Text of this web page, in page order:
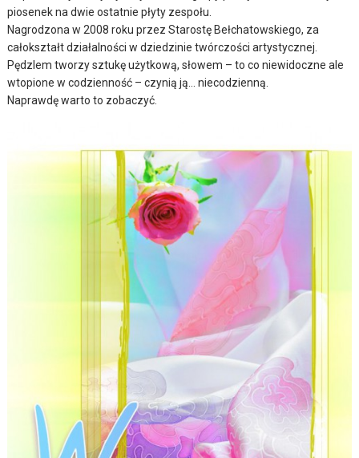
piosenek na dwie ostatnie płyty zespołu.
Nagrodzona w 2008 roku przez Starostę Bełchatowskiego, za
całokształt działalności w dziedzinie twórczości artystycznej.
Pędzlem tworzy sztukę użytkową, słowem – to co niewidoczne ale
wtopione w codzienność – czynią ją… niecodzienną.
Naprawdę warto to zobaczyć.